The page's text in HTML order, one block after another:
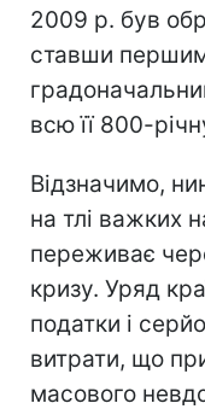
2009 р. був
ставши
всю її 800-
Відзначимо,
на тлі важких
переживає
кризу. Уряд
податки і
витрати, що
масового